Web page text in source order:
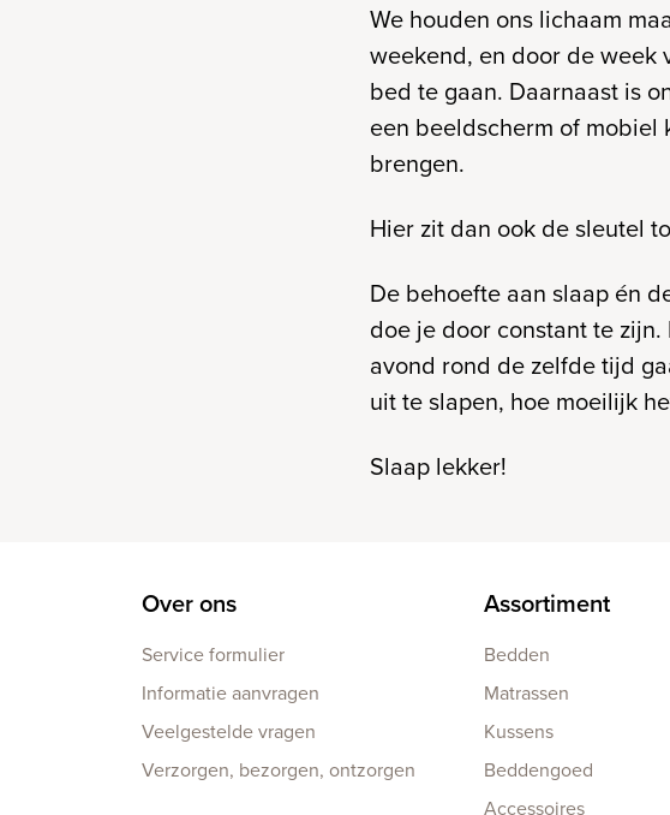
We houden ons lichaam
weekend, en door de week
bed te gaan. Daarnaast is
een beeldscherm of
brengen.
Hier zit dan ook de sleutel
De behoefte aan slaap én
doe je door constant te
avond rond de zelfde tijd
uit te slapen, hoe moeilijk
Slaap lekker!
Over ons
Service formulier
Informatie aanvragen
Veelgestelde vragen
Verzorgen, bezorgen, ontzorgen
Assortiment
Bedden
Matrassen
Kussens
Beddengoed
Accessoires